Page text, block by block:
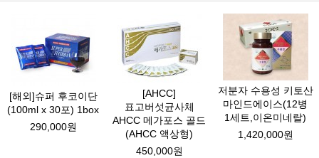
[해외]슈퍼 후코이단
(100ml x 30포) 1box
290,000원
[AHCC]
표고버섯균사체
AHCC 메가포스 골드
(AHCC 액상형)
450,000원
저분자 수용성 키토산
마인드에이스(12병
1세트,이온미네랄)
1,420,000원